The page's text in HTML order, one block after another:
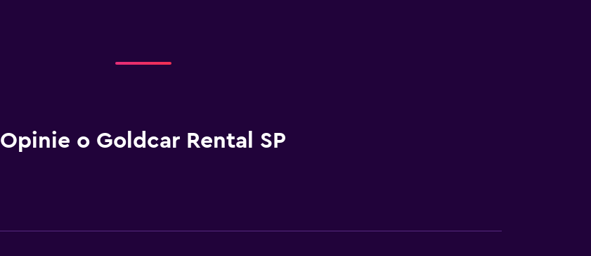
Opinie o Goldcar Rental SP